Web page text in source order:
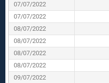
07/07/2022
07/07/2022
08/07/2022
08/07/2022
08/07/2022
08/07/2022
09/07/2022